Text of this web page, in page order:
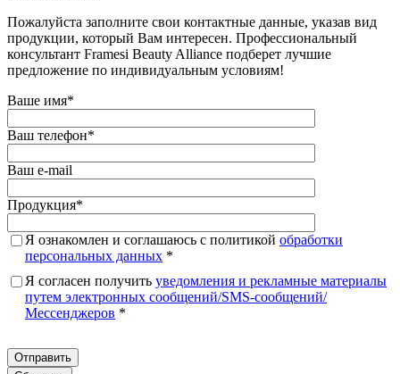
Пожалуйста заполните свои контактные данные, указав вид
продукции, который Вам интересен. Профессиональный
консультант Framesi Beauty Alliance подберет лучшие
предложение по индивидуальным условиям!
Ваше имя*
Ваш телефон*
Ваш e-mail
Продукция*
Я ознакомлен и соглашаюсь с политикой обработки
персональных данных *
Я согласен получить уведомления и рекламные материалы
путем электронных сообщений/SMS-сообщений/
Мессенджеров *